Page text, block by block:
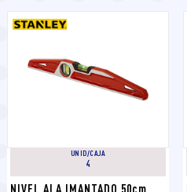
UNID/CAJA
4